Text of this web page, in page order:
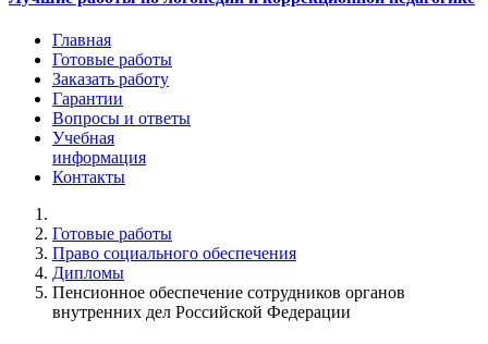
Главная
Готовые работы
Заказать работу
Гарантии
Вопросы и ответы
Учебная
информация
Контакты
Готовые работы
Право социального обеспечения
Дипломы
Пенсионное обеспечение сотрудников органов
внутренних дел Российской Федерации